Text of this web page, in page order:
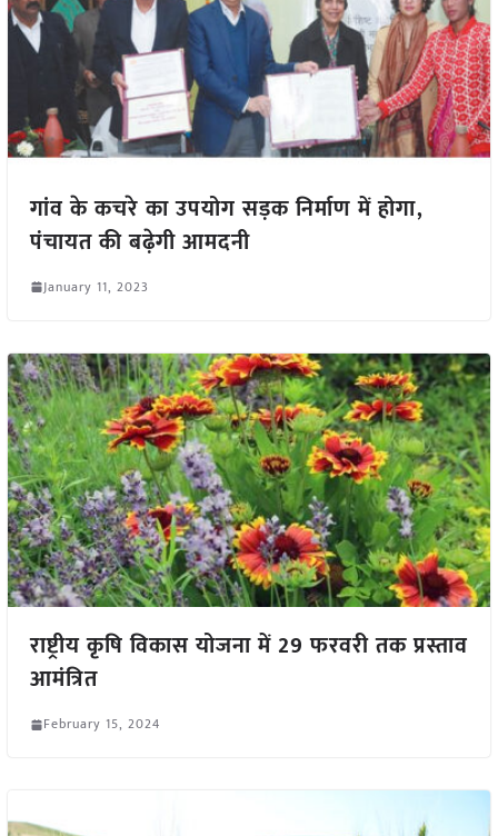
गांव के कचरे का उपयोग सड़क निर्माण में होगा,
पंचायत की बढ़ेगी आमदनी
January 11, 2023
राष्ट्रीय कृषि विकास योजना में 29 फरवरी तक प्रस्ताव
आमंत्रित
February 15, 2024